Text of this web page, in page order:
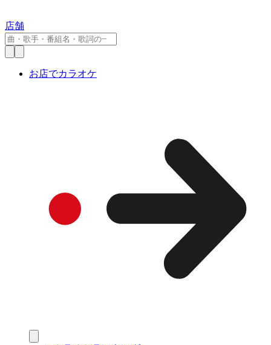
店舗
お店でカラオケ